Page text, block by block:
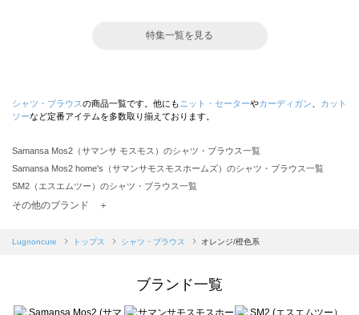
特集一覧を見る
シャツ・ブラウスの商品一覧です。他にも ニット・セーターやカーディガン
カット
ソーなど定番アイテムを多数取り揃えております。
Samansa Mos2（サマンサ モスモス）のシャツ・ブラウス一覧
Samansa Mos2 home's（サマンサモスモスホームズ）のシャツ・ブラウス一覧
SM2（エスエムツー）のシャツ・ブラウス一覧
Samansa Mos2 blue（サマンサモスモス ブルー）のシャツ・ブラウス一覧
sō4ū（ソウフォーユー）のシャツ・ブラウス一覧
Te chichi（テチチ）のシャツ・ブラウス一覧
その他のブランド ＋
Lugnoncure トップス シャツ・ブラウス オレンジ/橙色系
ブランド一覧